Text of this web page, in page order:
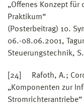
„Offenes Konzept
Praktikum“
(Posterbeitrag) 10.
06.-08.06.2001,
Steuerungstechnik,
[24] Rafoth, A.;
„Komponenten zur
Stromrichterantriebe“